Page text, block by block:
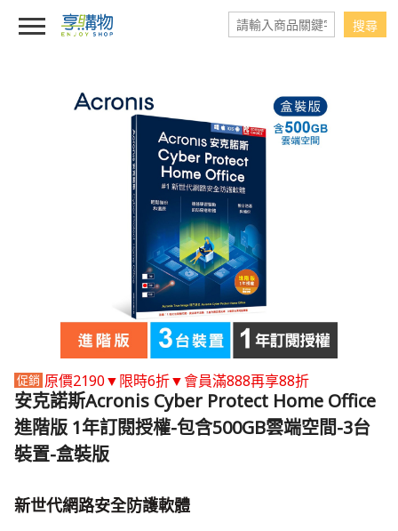
原價2190▼限時6折▼會員滿888再享88折
安克諾斯Acronis Cyber Protect Home Office
進階版 1年訂閱授權-包含500GB雲端空間-3台
裝置-盒裝版
新世代網路安全防護軟體